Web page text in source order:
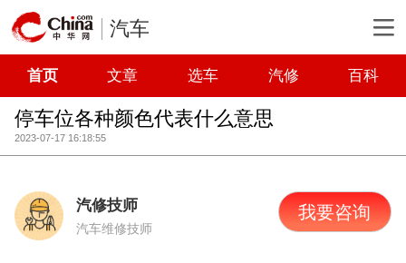
汽车
首页 文章 选车 汽修 百科
停车位各种颜色代表什么意思
2023-07-17 16:18:55
汽修技师
汽车维修技师
我要咨询